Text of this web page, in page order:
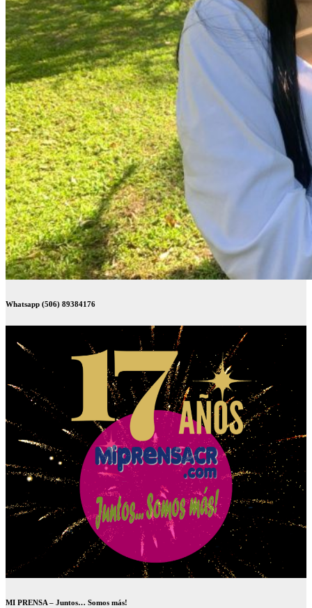
Whatsapp (506) 89384176
MI PRENSA – Juntos… Somos más!